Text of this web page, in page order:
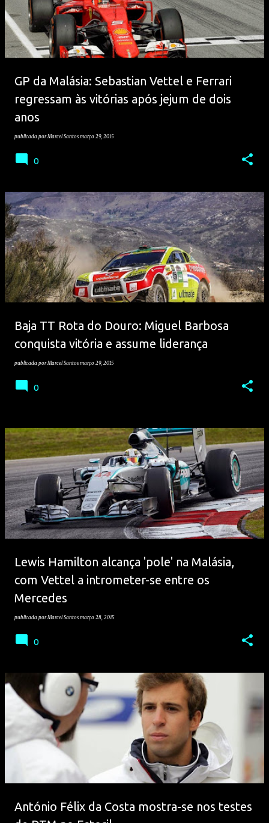
GP da Malásia: Sebastian Vettel e Ferrari
regressam às vitórias após jejum de dois
anos
publicada porMarcel Santos março 29, 2015
0
Baja TT Rota do Douro: Miguel Barbosa
conquista vitória e assume liderança
publicada porMarcel Santos março 29, 2015
0
Lewis Hamilton alcança 'pole' na Malásia,
com Vettel a intrometer-se entre os
Mercedes
publicada porMarcel Santos março 28, 2015
0
António Félix da Costa mostra-se nos testes